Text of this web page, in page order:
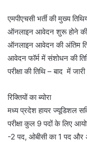
एमपीएचसी भर्ती की मुख्य
ऑनलाइन आवेदन शुरू होने
ऑनलाइन आवेदन की अंतिम
आवेदन फॉर्म में संशोधन की
परीक्षा की तिथि – बाद में
रिक्तियों का ब्योरा
मध्य प्रदेश हायर ज्यूडिशल
परीक्षा कुल 9 पदों के लिए
-2 पद, ओबीसी का 1 पद और